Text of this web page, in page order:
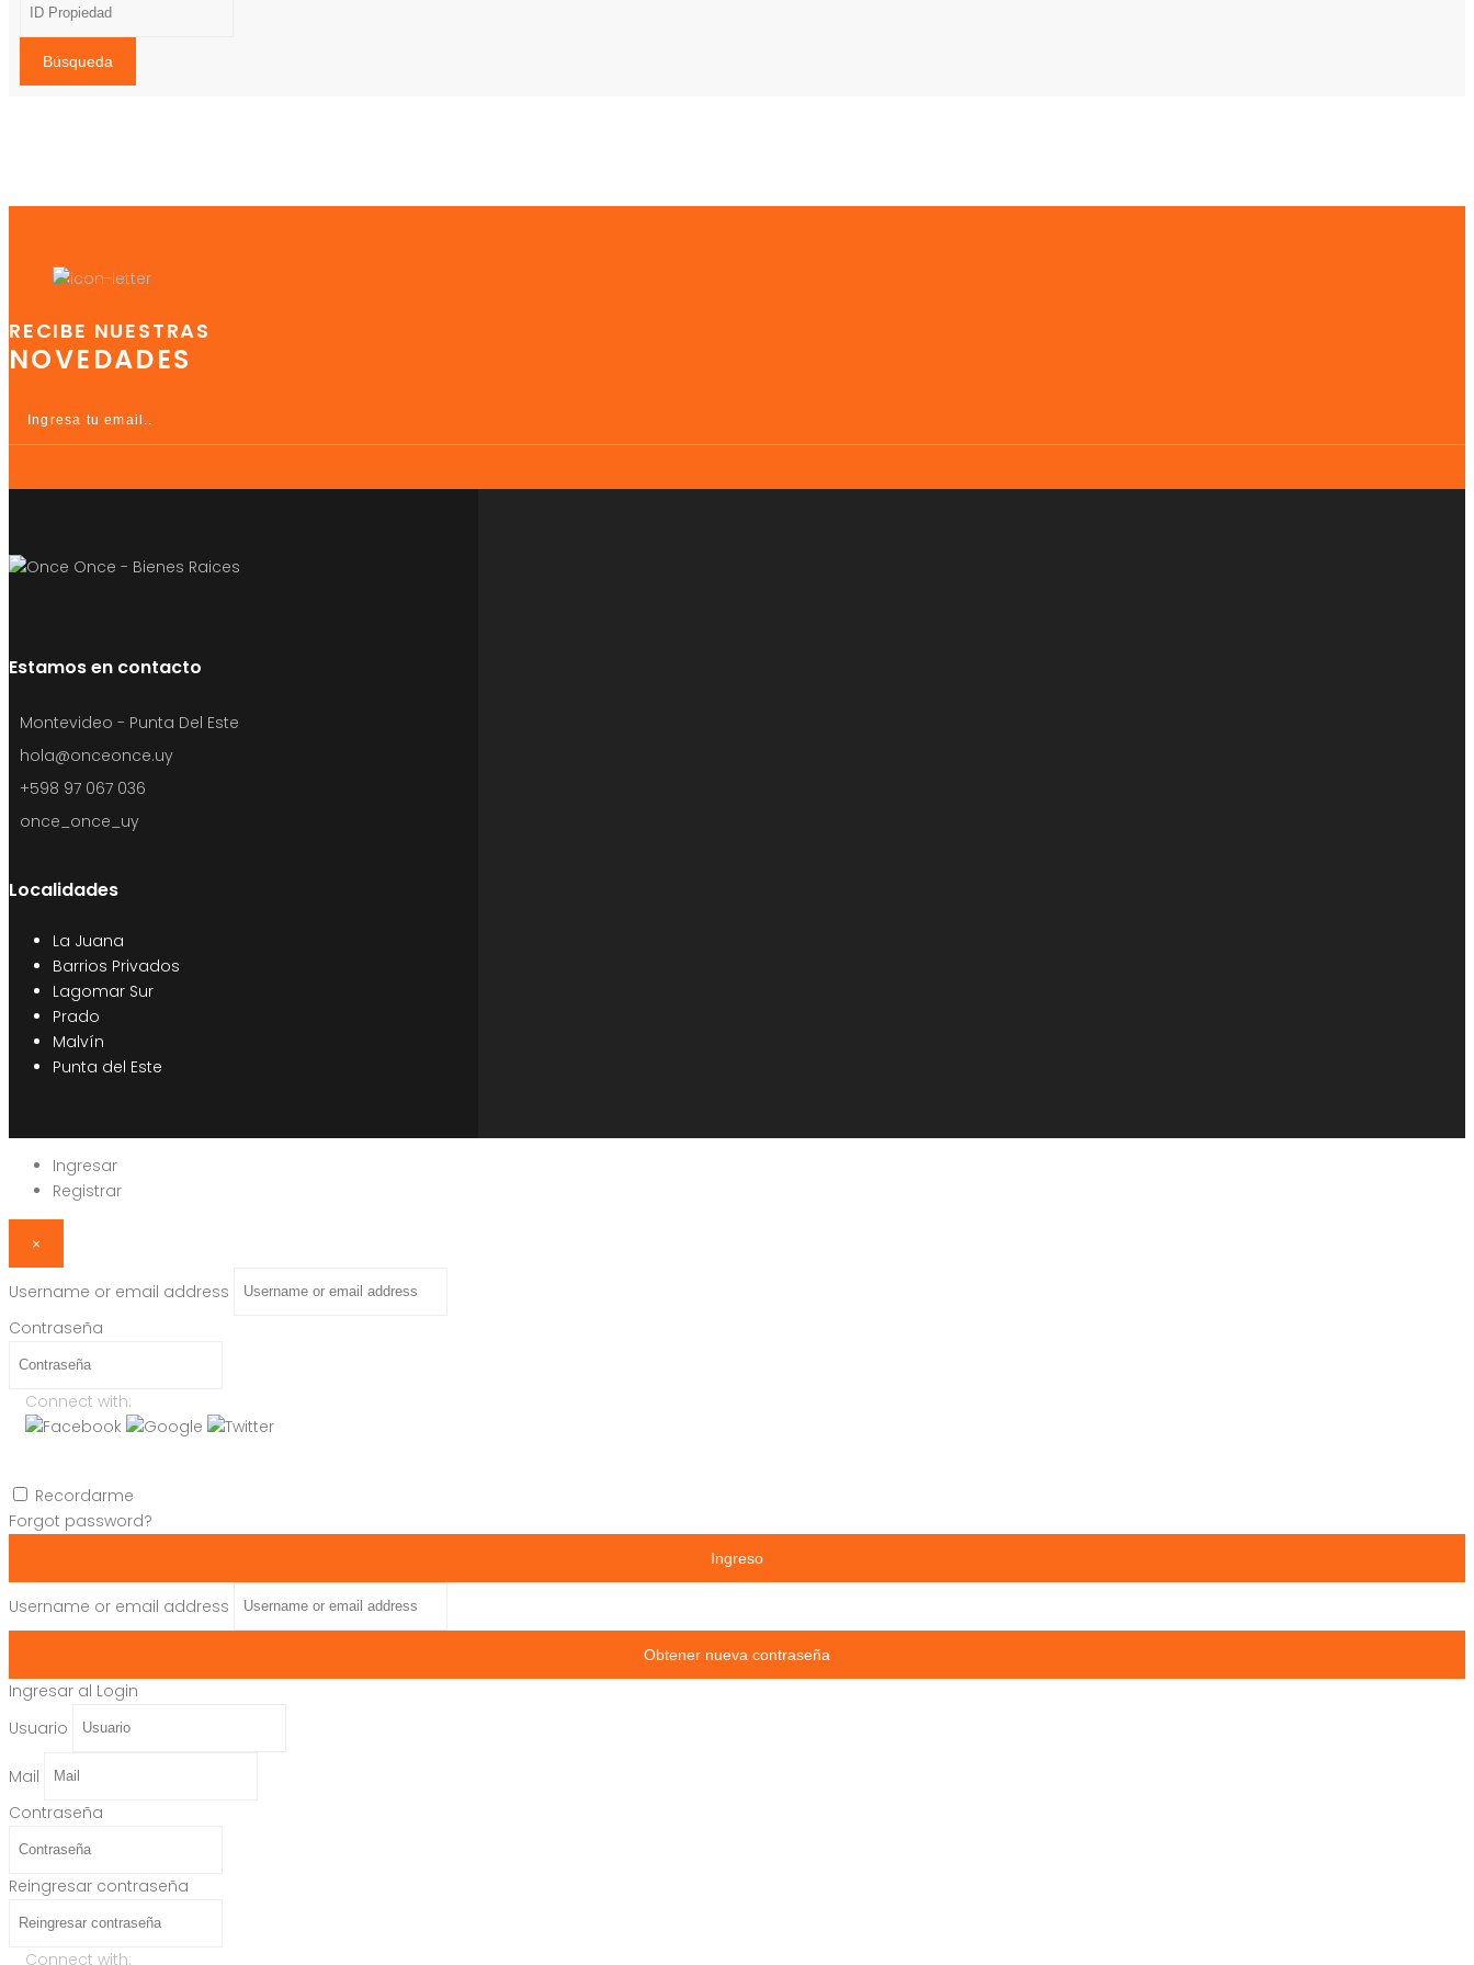
Búsqueda
RECIBE NUESTRAS
NOVEDADES
Estamos en contacto
Montevideo - Punta Del Este
hola@onceonce.uy
+598 97 067 036
once_once_uy
Localidades
La Juana
Barrios Privados
Lagomar Sur
Prado
Malvín
Punta del Este
Ingresar
Registrar
×
Username or email address
Contraseña
Connect with:
Recordarme
Forgot password?
Ingreso
Username or email address
Obtener nueva contraseña
Ingresar al Login
Usuario
Mail
Contraseña
Reingresar contraseña
Connect with: